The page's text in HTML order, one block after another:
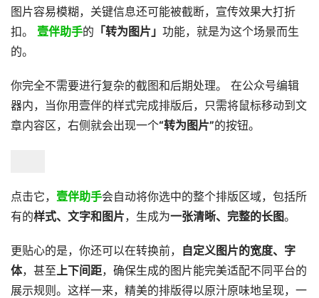
图片容易模糊，关键信息还可能被截断，宣传效果大打折
扣。 壹伴助手的 「转为图片」 功能，就是为这个场景而生
的。
你完全不需要进行复杂的截图和后期处理。 在公众号编辑
器内，当你用壹伴的样式完成排版后，只需将鼠标移动到文
章内容区，右侧就会出现一个“转为图片”的按钮。
点击它， 壹伴助手会自动将你选中的整个排版区域，包括所
有的样式、文字和图片，生成为一张清晰、完整的长图。
更贴心的是，你还可以在转换前，
自定义图片的宽度、字
体，甚至 上下间距，确保生成的图片能完美适配不同平台的
展示规则。这样一来，精美的排版得以原汁原味地呈现，一